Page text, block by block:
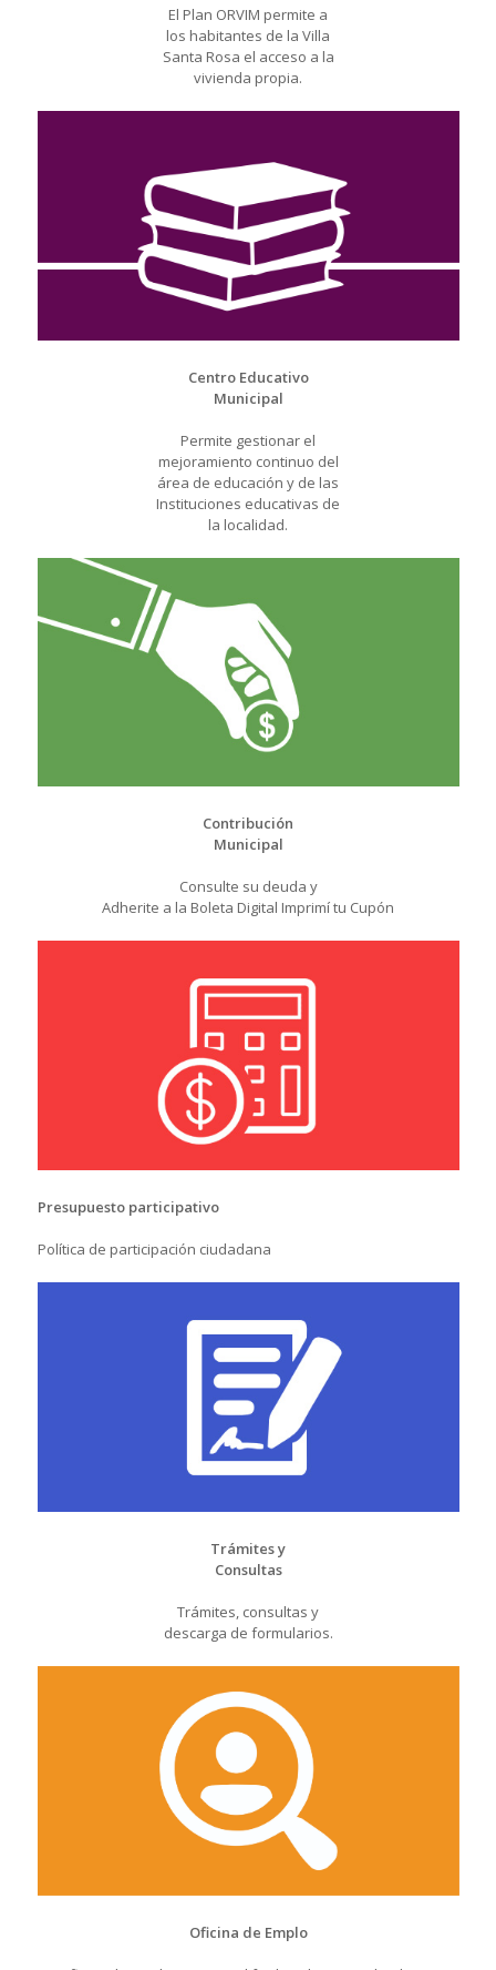
El Plan ORVIM permite a
los habitantes de la Villa
Santa Rosa el acceso a la
vivienda propia.
Centro Educativo
Municipal
Permite gestionar el
mejoramiento continuo del
área de educación y de las
Instituciones educativas de
la localidad.
Contribución
Municipal
Consulte su deuda y
Adherite a la Boleta Digital Imprimí tu Cupón
Presupuesto participativo
Política de participación ciudadana
Trámites y
Consultas
Trámites, consultas y
descarga de formularios.
Oficina de Emplo